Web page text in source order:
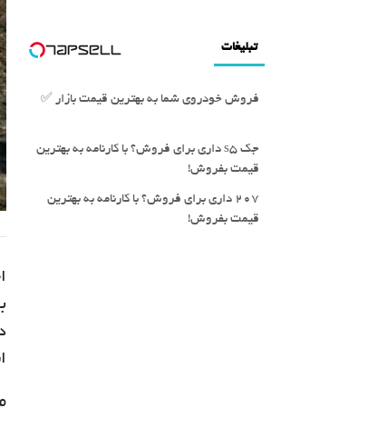
تبلیغات
فروش خودروی شما به بهترین قیمت بازار ✅
جک s5 داری برای فروش؟ با کارنامه به بهترین
قیمت بفروش!
207 داری برای فروش؟ با کارنامه به بهترین
قیمت بفروش!